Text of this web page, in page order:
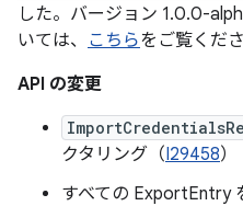
した。バージョン 1.0.0-
いては、 こちらをご覧くださ
API の変更
クタリング（I29458）
すべての ExportEntry